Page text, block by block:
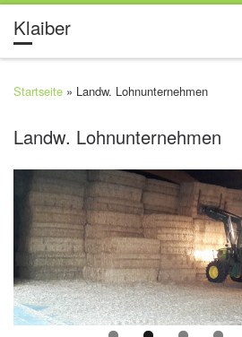
Klaiber
Startseite » Landw. Lohnunternehmen
Landw. Lohnunternehmen